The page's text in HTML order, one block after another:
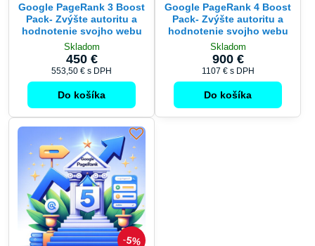
Google PageRank 3 Boost
Pack- Zvýšte autoritu a
hodnotenie svojho webu
Skladom
450 €
553,50 € s DPH
Do košíka
Google PageRank 4 Boost
Pack- Zvýšte autoritu a
hodnotenie svojho webu
Skladom
900 €
1107 € s DPH
Do košíka
5%